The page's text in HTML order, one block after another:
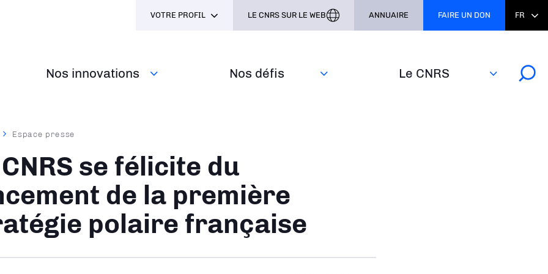
Nos innovations Nos défis‎ Le CNRS
VOTRE PROFIL LE CNRS SUR LE WEB ANNUAIRE FAIRE UN DON FR
Espace presse
se félicite du
de la première
polaire française